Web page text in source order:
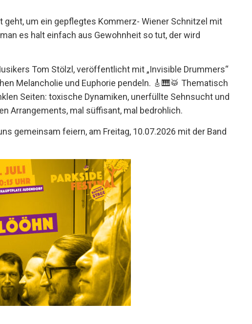
geht, um ein gepflegtes Kommerz- Wiener Schnitzel mit
es halt einfach aus Gewohnheit so tut, der wird
Tom Stölzl, veröffentlicht mit „Invisible Drummers“
Melancholie und Euphorie pendeln. 🎸🎹🥁 Thematisch
Seiten: toxische Dynamiken, unerfüllte Sehnsucht und
Arrangements, mal süffisant, mal bedrohlich.
gemeinsam feiern, am Freitag, 10.07.2026 mit der Band